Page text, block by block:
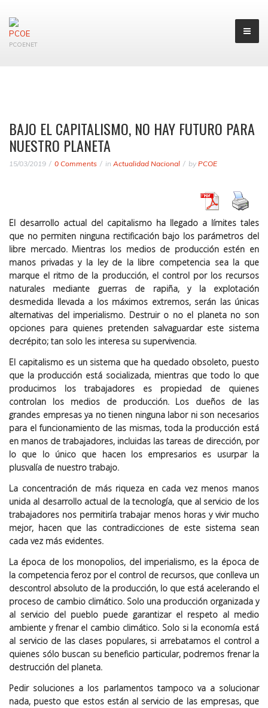
PCOENET
BAJO EL CAPITALISMO, NO HAY FUTURO PARA
NUESTRO PLANETA
15/03/2019 0 Comments in Actualidad Nacional by PCOE
El desarrollo actual del capitalismo ha llegado a límites tales
que no permiten ninguna rectificación bajo los parámetros del
libre mercado. Mientras los medios de producción estén en
manos privadas y la ley de la libre competencia sea la que
marque el ritmo de la producción, el control por los recursos
naturales mediante guerras de rapiña, y la explotación
desmedida llevada a los máximos extremos, serán las únicas
alternativas del imperialismo. Destruir o no el planeta no son
opciones para quienes pretenden salvaguardar este sistema
decrépito; tan solo les interesa su supervivencia.
El capitalismo es un sistema que ha quedado obsoleto, puesto
que la producción está socializada, mientras que todo lo que
producimos los trabajadores es propiedad de quienes
controlan los medios de producción. Los dueños de las
grandes empresas ya no tienen ninguna labor ni son necesarios
para el funcionamiento de las mismas, toda la producción está
en manos de trabajadores, incluidas las tareas de dirección, por
lo que lo único que hacen los empresarios es usurpar la
plusvalía de nuestro trabajo.
La concentración de más riqueza en cada vez menos manos
unida al desarrollo actual de la tecnología, que al servicio de los
trabajadores nos permitiría trabajar menos horas y vivir mucho
mejor, hacen que las contradicciones de este sistema sean
cada vez más evidentes.
La época de los monopolios, del imperialismo, es la época de
la competencia feroz por el control de recursos, que conlleva un
descontrol absoluto de la producción, lo que está acelerando el
proceso de cambio climático. Solo una producción organizada y
al servicio del pueblo puede garantizar el respeto al medio
ambiente y frenar el cambio climático. Solo si la economía está
al servicio de las clases populares, si arrebatamos el control a
quienes sólo buscan su beneficio particular, podremos frenar la
destrucción del planeta.
Pedir soluciones a los parlamentos tampoco va a solucionar
nada, puesto que estos están al servicio de las empresas, que